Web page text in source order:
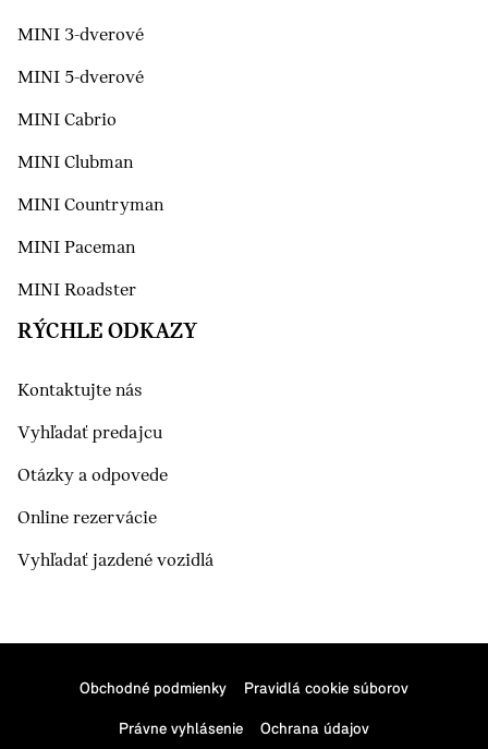
MINI 3-dverové
MINI 5-dverové
MINI Cabrio
MINI Clubman
MINI Countryman
MINI Paceman
MINI Roadster
RÝCHLE ODKAZY
Kontaktujte nás
Vyhľadať predajcu
Otázky a odpovede
Online rezervácie
Vyhľadať jazdené vozidlá
Obchodné podmienky Pravidlá cookie súborov
Právne vyhlásenie Ochrana údajov